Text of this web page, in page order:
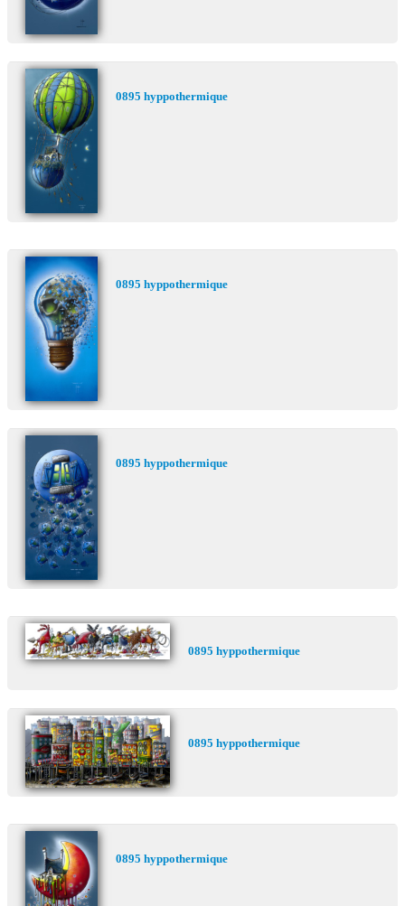
0895 hyppothermique
0895 hyppothermique
0895 hyppothermique
0895 hyppothermique
0895 hyppothermique
0895 hyppothermique